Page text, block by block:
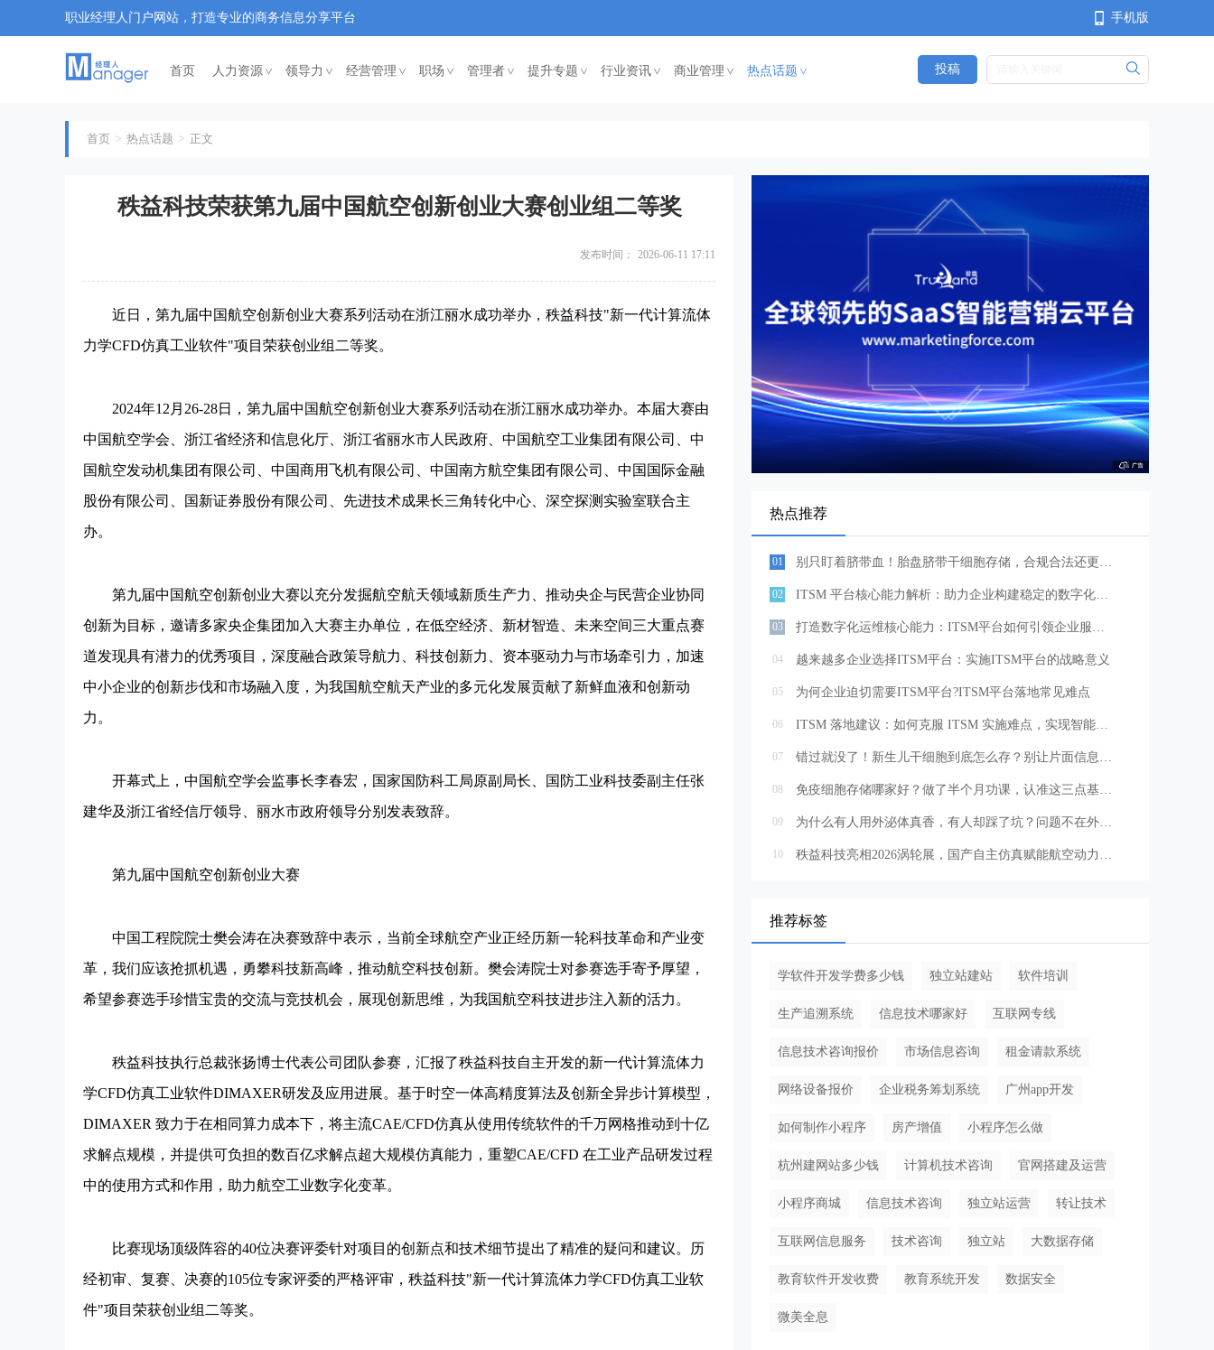
职业经理人门户网站，打造专业的商务信息分享平台 手机版
首页 人力资源< 领导力 < 经营管理< 职场< 管理者< 提升专题 < 行业资讯 < 商业管理< 热点话题 < 投稿
首页 热点话题 正文
秩益科技荣获第九届中国航空创新创业大赛创业组二等奖
发布时间： 2026-06-11 17:11
近日，第九届中国航空创新创业大赛系列活动在浙江丽水成功举办，秩益科技"新一代计算流体
力学CFD仿真工业软件"项目荣获创业组二等奖。
2024年12月26-28日，第九届中国航空创新创业大赛系列活动在浙江丽水成功举办。本届大赛由
中国航空学会、浙江省经济和信息化厅、浙江省丽水市人民政府、中国航空工业集团有限公司、中
国航空发动机集团有限公司、中国商用飞机有限公司、中国南方航空集团有限公司、中国国际金融
股份有限公司、国新证券股份有限公司、先进技术成果长三角转化中心、深空探测实验室联合主
办。
第九届中国航空创新创业大赛以充分发掘航空航天领域新质生产力、推动央企与民营企业协同
创新为目标，邀请多家央企集团加入大赛主办单位，在低空经济、新材智造、未来空间三大重点赛
道发现具有潜力的优秀项目，深度融合政策导航力、科技创新力、资本驱动力与市场牵引力，加速
中小企业的创新步伐和市场融入度，为我国航空航天产业的多元化发展贡献了新鲜血液和创新动
力。
开幕式上，中国航空学会监事长李春宏，国家国防科工局原副局长、国防工业科技委副主任张
建华及浙江省经信厅领导、丽水市政府领导分别发表致辞。
第九届中国航空创新创业大赛
中国工程院院士樊会涛在决赛致辞中表示，当前全球航空产业正经历新一轮科技革命和产业变
革，我们应该抢抓机遇，勇攀科技新高峰，推动航空科技创新。樊会涛院士对参赛选手寄予厚望，
希望参赛选手珍惜宝贵的交流与竞技机会，展现创新思维，为我国航空科技进步注入新的活力。
秩益科技执行总裁张扬博士代表公司团队参赛，汇报了秩益科技自主开发的新一代计算流体力
学CFD仿真工业软件DIMAXER研发及应用进展。基于时空一体高精度算法及创新全异步计算模型，
DIMAXER 致力于在相同算力成本下，将主流CAE/CFD仿真从使用传统软件的千万网格推动到十亿
求解点规模，并提供可负担的数百亿求解点超大规模仿真能力，重塑CAE/CFD 在工业产品研发过程
中的使用方式和作用，助力航空工业数字化变革。
比赛现场顶级阵容的40位决赛评委针对项目的创新点和技术细节提出了精准的疑问和建议。历
经初审、复赛、决赛的105位专家评委的严格评审，秩益科技"新一代计算流体力学CFD仿真工业软
件"项目荣获创业组二等奖。
热点推荐
01 别只盯着脐带血！胎盘脐带干细胞存储，合规合法还更实用
02 ITSM 平台核心能力解析：助力企业构建稳定的数字化服务体系
03 打造数字化运维核心能力：ITSM平台如何引领企业服务管理升级
04 越来越多企业选择ITSM平台：实施ITSM平台的战略意义
05 为何企业迫切需要ITSM平台?ITSM平台落地常见难点
06 ITSM 落地建议：如何克服 ITSM 实施难点，实现智能化服务管理转型
07 错过就没了！新生儿干细胞到底怎么存？别让片面信息坑了孩子
08 免疫细胞存储哪家好？做了半个月功课，认准这三点基本不踩坑
09 为什么有人用外泌体真香，有人却踩了坑？问题不在外泌体本身！
10 秩益科技亮相2026涡轮展，国产自主仿真赋能航空动力系统研发
推荐标签
学软件开发学费多少钱 独立站建站 软件培训
生产追溯系统 信息技术哪家好 互联网专线
信息技术咨询报价 市场信息咨询 租金请款系统
网络设备报价 企业税务筹划系统 广州app开发
如何制作小程序 房产增值 小程序怎么做
杭州建网站多少钱 计算机技术咨询 官网搭建及运营
小程序商城 信息技术咨询 独立站运营 转让技术
互联网信息服务 技术咨询 独立站 大数据存储
教育软件开发收费 教育系统开发 数据安全
微美全息